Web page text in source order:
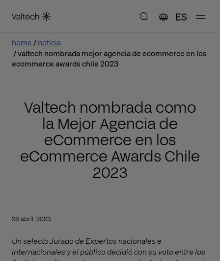
ES
home
noticia
valtech nombrada mejor agencia de ecommerce en los
ecommerce awards chile 2023
Valtech nombrada como
la Mejor Agencia de
eCommerce en los
eCommerce Awards Chile
2023
28 abril, 2023
Un selecto Jurado de Expertos nacionales e
internacionales y el público decidió con su voto entre los